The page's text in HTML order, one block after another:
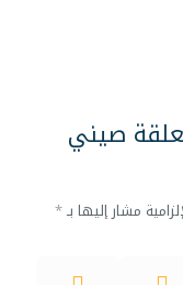
صيني
مشار إليها بـ*